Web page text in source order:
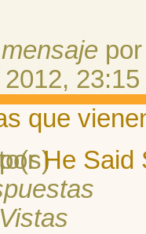
23:15
que
He Said
Vistas